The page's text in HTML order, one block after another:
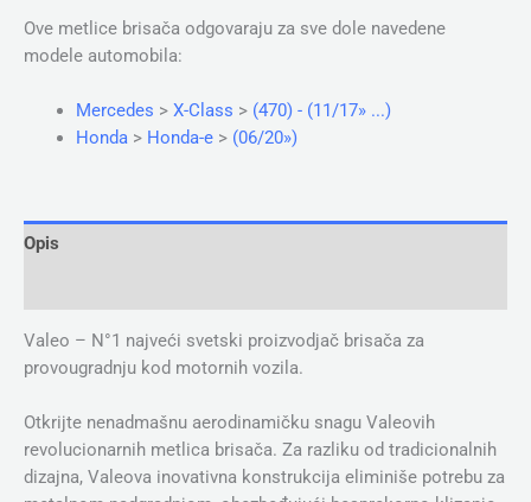
Ove metlice brisača odgovaraju za sve dole navedene
modele automobila:
Mercedes > X-Class > (470) - (11/17» ...)
Honda> Honda-e> (06/20»)
Opis
Valeo – N°1 najveći svetski proizvodjač brisača za
provougradnju kod motornih vozila.
Otkrijte nenadmašnu aerodinamičku snagu Valeovih
revolucionarnih metlica brisača. Za razliku od tradicionalnih
dizajna, Valeova inovativna konstrukcija eliminiše potrebu za